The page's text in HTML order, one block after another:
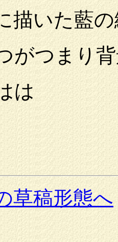
た藍の
まり背
草稿形態へ